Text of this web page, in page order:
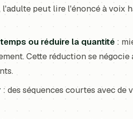
peut lire l'énoncé à voix
ou réduire la quantité :
Cette réduction se négocie
: des séquences courtes avec